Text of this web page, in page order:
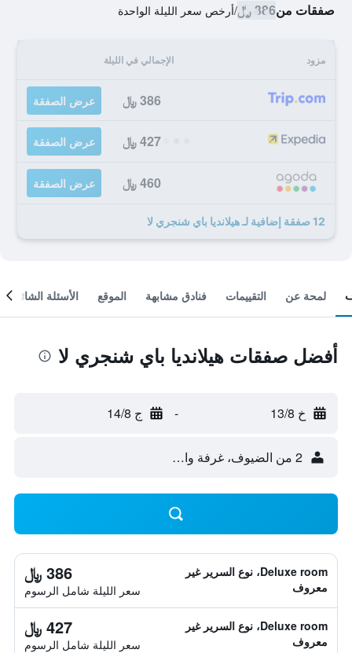
صفقات من386 ﷼ /أرخص سعر الليلة الواحدة
مزود الإجمالي في الليلة
386 ﷼ عرض الصفقة
427 ﷼ عرض الصفقة
460 ﷼ عرض الصفقة
12 صفقة إضافية لـ هيلانديا باي شنجري لا
لمحة عن التقييمات فنادق مشابهة الموقع الأسئلة الشائعة
أفضل صفقات هيلانديا باي شنجري لا
خ 13/8 - ج 14/8
2 من الضيوف، غرفة واحدة
Deluxe room، نوع السرير غير
معروف
386 ﷼
سعر الليلة شامل الرسوم
Deluxe room، نوع السرير غير
معروف
427 ﷼
سعر الليلة شامل الرسوم